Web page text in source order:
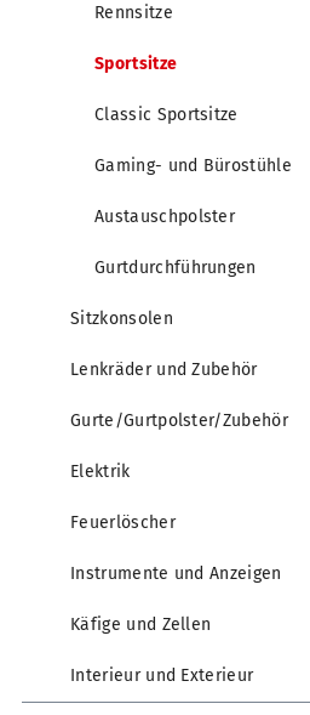
Rennsitze
Sportsitze
Classic Sportsitze
Gaming- und Bürostühle
Austauschpolster
Gurtdurchführungen
Sitzkonsolen
Lenkräder und Zubehör
Gurte/Gurtpolster/Zubehör
Elektrik
Feuerlöscher
Instrumente und Anzeigen
Käfige und Zellen
Interieur und Exterieur